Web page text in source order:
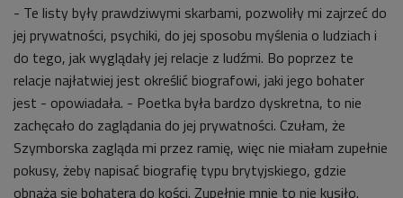
- Te listy były prawdziwymi skarbami, pozwoliły mi zajrzeć do
jej prywatności, psychiki, do jej sposobu myślenia o ludziach i
do tego, jak wyglądały jej relacje z ludźmi. Bo poprzez te
relacje najłatwiej jest określić biografowi, jaki jego bohater
jest - opowiadała. - Poetka była bardzo dyskretna, to nie
zachęcało do zaglądania do jej prywatności. Czułam, że
Szymborska zagląda mi przez ramię, więc nie miałam zupełnie
pokusy, żeby napisać biografię typu brytyjskiego, gdzie
obnaża się bohatera do kości. Zupełnie mnie to nie kusiło.